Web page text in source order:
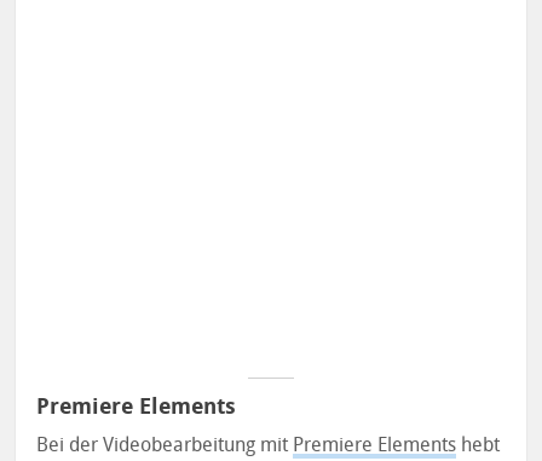
Premiere Elements
Bei der Videobearbeitung mit Premiere Elements hebt